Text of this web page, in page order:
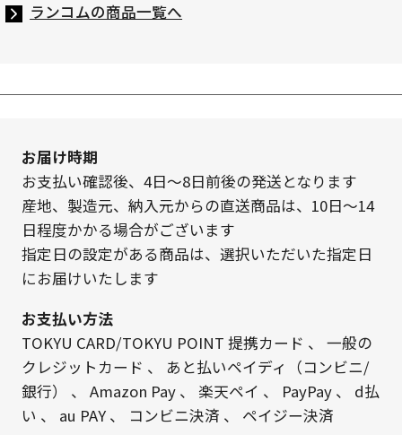
ランコムの商品一覧へ
お届け時期
お支払い確認後、4日～8日前後の発送となります
産地、製造元、納入元からの直送商品は、10日～14
日程度かかる場合がございます
指定日の設定がある商品は、選択いただいた指定日
にお届けいたします
お支払い方法
TOKYU CARD/TOKYU POINT 提携カード 、 一般の
クレジットカード 、 あと払いペイディ（コンビニ/
銀行）
、 Amazon Pay、 楽天ペイ 、 PayPay、 d払
い 、 au PAY、 コンビニ決済 、 ペイジー決済